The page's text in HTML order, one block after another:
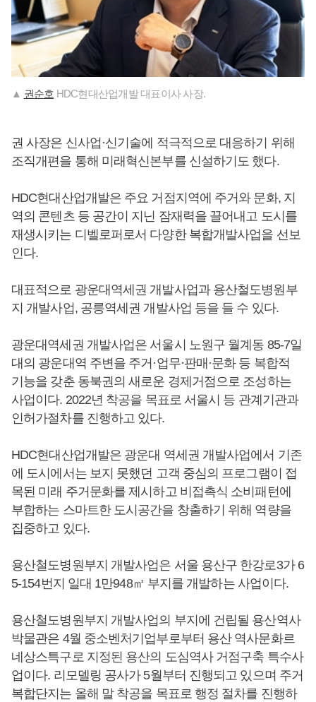
▲ 권순호 HDC현대산업개발 대표이사 사장.
권 사장은 신사업·신기술에 적극적으로 대응하기 위해
조직개편을 통해 미래혁신본부를 신설하기도 했다.
HDC현대산업개발은 주요 거점지역에 주거와 문화, 지
역의 콘텐츠 등 공간이 지닌 잠재력을 끌어내고 도시를
재생시키는 디벨로퍼로서 다양한 복합개발사업을 선보
인다.
대표적으로 광운대역세권 개발사업과 용산철도병원부
지 개발사업, 공릉역세권 개발사업 등을 들 수 있다.
광운대역세권 개발사업은 서울시 노원구 월계동 85-7일
대의 광운대역 주변을 주거·업무·판매·문화 등 복합적
기능을 갖춘 동북권의 새로운 경제거점으로 조성하는
사업이다. 2022년 착공을 목표로 서울시 등 관계기관과
인허가절차를 진행하고 있다.
HDC현대산업개발은 광운대 역세권 개발사업에서 기존
에 도시에서는 보지 못했던 고객 중심의 프로그램이 접
목된 미래 주거문화를 제시하고 비접촉식 소비패턴에
부합하는 스마트한 도시공간을 창출하기 위해 역량을
집중하고 있다.
용산철도병원부지 개발사업은 서울 용산구 한강로3가 6
5-154번지 일대 1만948㎡ 부지를 개발하는 사업이다.
용산철도병원부지 개발사업의 부지에 건립될 용산역사
박물관은 4월 중소벤처기업부로부터 용산 역사문화르
네상스특구로 지정된 용산의 도심역사 거점구축 특수사
업이다. 리모델링 공사가 5월부터 진행되고 있으며 주거
복합단지는 올해 말 착공을 목표로 행정 절차를 진행하